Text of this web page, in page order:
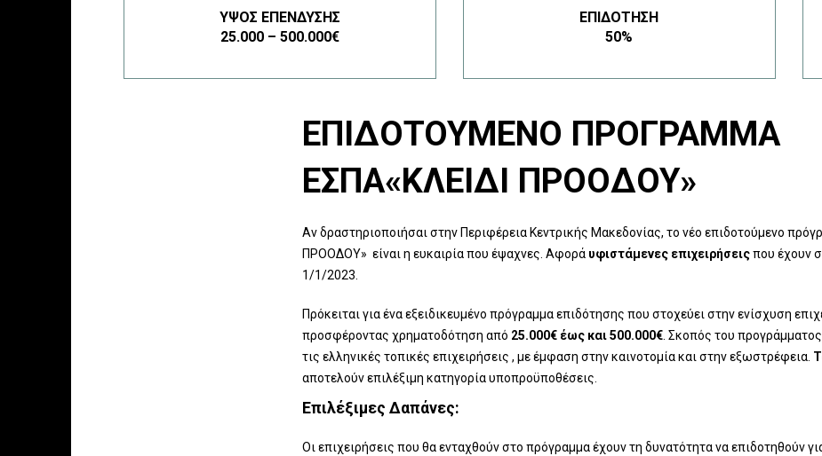
ΎΨΟΣ ΕΠΈΝΔΥΣΗΣ
25.000 – 500.000€
ΕΠΙΔΌΤΗΣΗ
50%
ΕΠΙΔΟΤΟΎΜΕΝΟ ΠΡΌΓΡΑΜΜΑ
ΕΣΠΑ«ΚΛΕΙΔΙ ΠΡΟΟΔΟΥ»
Αν δραστηριοποιήσαι στην Περιφέρεια Κεντρικής Μακεδονίας, το νέο επιδοτούμενο
ΠΡΟΟΔΟΥ» είναι η ευκαιρία που έψαχνες. Αφορά υφιστάμενες επιχειρήσειςπου έχουν
1/1/2023.
Πρόκειται για ένα εξειδικευμένο πρόγραμμα επιδότησης που στοχεύει στην ενίσχυση
προσφέροντας χρηματοδότηση από 25.000€ έως και 500.000€. Σκοπός του προγράμματος
τις ελληνικές τοπικές επιχειρήσεις , με έμφαση στην καινοτομία και στην εξωστρέφεια.
αποτελούν επιλέξιμη κατηγορία υποπροϋποθέσεις.
Επιλέξιμες Δαπάνες:
Οι επιχειρήσεις που θα ενταχθούν στο πρόγραμμα έχουν τη δυνατότητα να επιδοτηθούν